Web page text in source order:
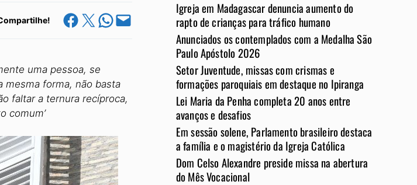
Share on Facebook
Share on X Share on WhatsApp
Email this Page
uma pessoa, se
mesma forma, não basta
faltar a ternura recíproca,
comum’
Igreja em Madagascar denuncia aumento do
rapto de crianças para tráfico humano
Anunciados os contemplados com a Medalha São
Paulo Apóstolo 2026
Setor Juventude, missas com crismas e
formações paroquiais em destaque no Ipiranga
Lei Maria da Penha completa 20 anos entre
avanços e desafios
Em sessão solene, Parlamento brasileiro destaca
a família e o magistério da Igreja Católica
Dom Celso Alexandre preside missa na abertura
do Mês Vocacional